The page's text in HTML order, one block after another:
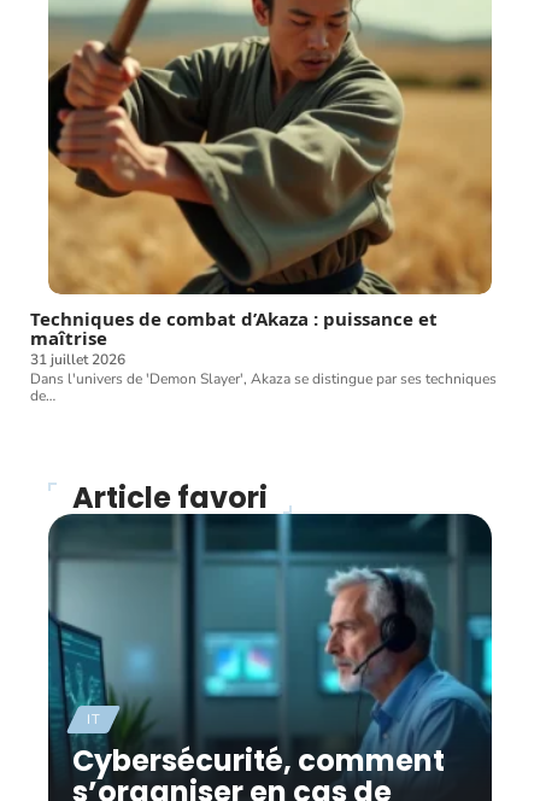
Techniques de combat d’Akaza : puissance et
maîtrise
31 juillet 2026
Dans l'univers de 'Demon Slayer', Akaza se distingue par ses techniques
de…
Article favori
IT
Cybersécurité, comment
s’organiser en cas de